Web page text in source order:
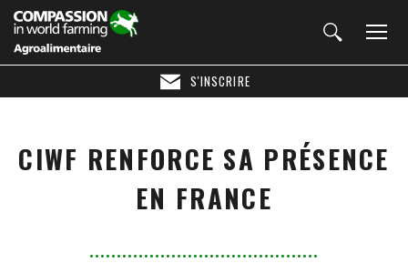
S'INSCRIRE
CIWF RENFORCE SA PRÉSENCE
EN FRANCE